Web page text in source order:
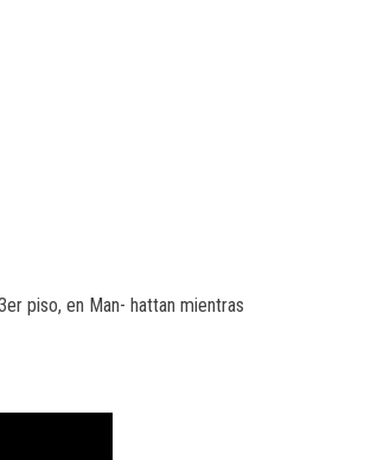
piso, en Man- hattan mientras